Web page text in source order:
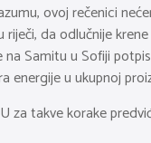
ovoj rečenici
da odlučnije
Samitu u Sofiji
energije u ukupnoj
za takve korake